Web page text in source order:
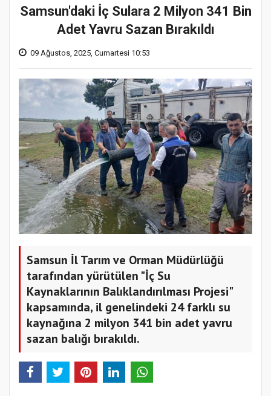
Samsun'daki İç Sulara 2 Milyon 341 Bin
Adet Yavru Sazan Bırakıldı
09 Ağustos, 2025, Cumartesi 10:53
Samsun İl Tarım ve Orman Müdürlüğü
tarafından yürütülen "İç Su
Kaynaklarının Balıklandırılması Projesi"
kapsamında, il genelindeki 24 farklı su
kaynağına 2 milyon 341 bin adet yavru
sazan balığı bırakıldı.